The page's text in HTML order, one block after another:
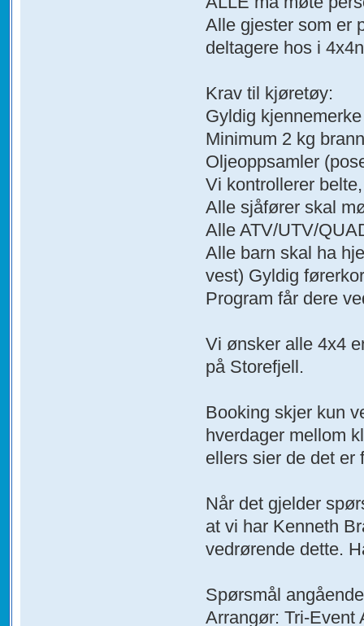
Alle gjester som er
deltagere hos i
Krav til kjøretøy:
Gyldig
Minimum 2 kg
Oljeoppsamler
Vi kontrollerer
Alle sjåfører skal
Alle ATV/UTV/
Alle barn skal ha
vest) Gyldig
Program får dere
Vi ønsker alle 4x4
på Storefjell.
Booking skjer kun
hverdager mellom
ellers sier de det er
Når det gjelder
at vi har Kenneth
vedrørende dette.
Spørsmål
Arrangør: Tri-Event